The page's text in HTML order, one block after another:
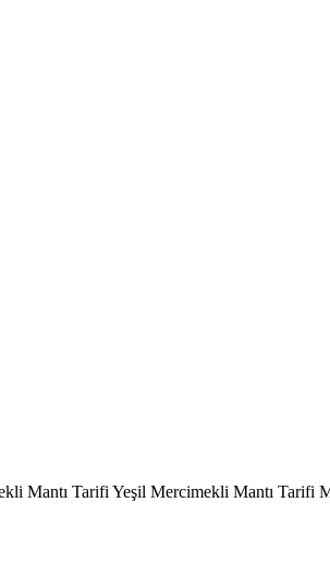
Mantı Tarifi Yeşil Mercimekli Mantı Tarifi